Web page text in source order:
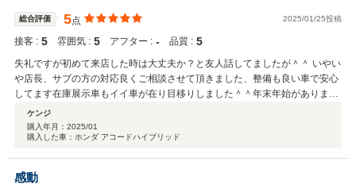
総合評価 5点 2025/01/25投稿
接客 : 5 雰囲気 : 5 アフター : ‐ 品質 : 5
失礼ですが初めて来店した時は大丈夫か？と友人話してましたが＾＾ いやい
や店長、サブの方の対応良くご相談させて頂きました、整備も良い車で安心
してます在庫展示車もイイ車が在り目移りしました＾＾年末年始がありまし
たが迅速に対応して頂きありがとうございました。
ケンジ
購入年月： 2025/01
購入した車：ホンダ アコードハイブリッド
感動